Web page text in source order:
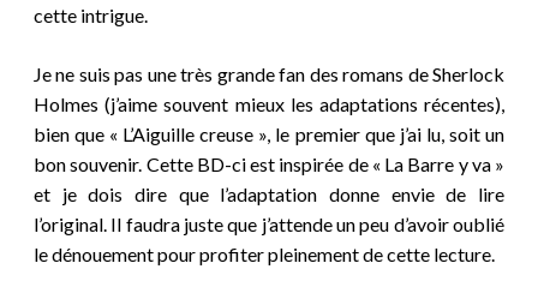
cette intrigue.
Je ne suis pas une très grande fan des romans de Sherlock
Holmes (j’aime souvent mieux les adaptations récentes),
bien que « L’Aiguille creuse », le premier que j’ai lu, soit un
bon souvenir. Cette BD-ci est inspirée de « La Barre y va »
et je dois dire que l’adaptation donne envie de lire
l’original. Il faudra juste que j’attende un peu d’avoir oublié
le dénouement pour profiter pleinement de cette lecture.